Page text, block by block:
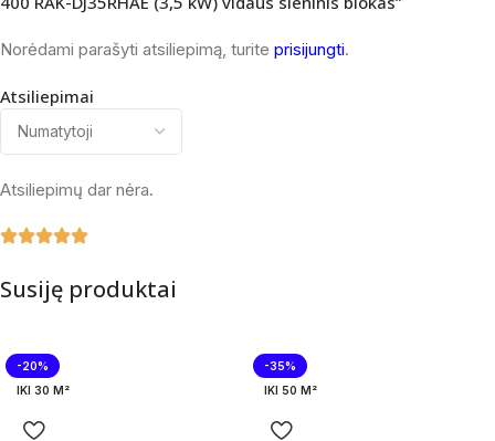
Atsiliepimai
Atsiliepimų dar nėra.
Norėdami parašyti atsiliepimą, turite prisijungti.
Susiję produktai
-20%
IKI 30 M²
-35%
IKI 50 M²